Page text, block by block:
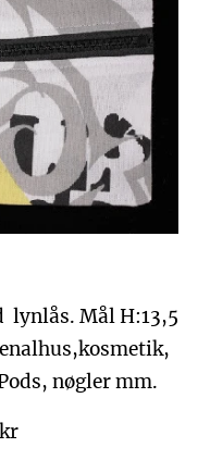
lynlås. Mål H:13,5
nøgler mm.